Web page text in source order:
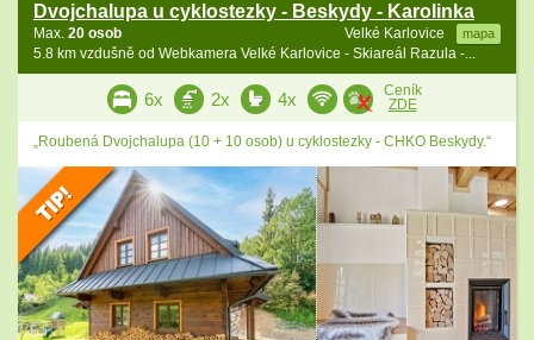
Dvojchalupa u cyklostezky - Beskydy - Karolinka
Velké Karlovice mapa
Max. 20 osob
5.8 km vzdušně od Webkamera Velké Karlovice - Skiareál Razula -...
6x 2x 4x
Ceník
ZDE
„Roubená Dvojchalupa (10 + 10 osob) u cyklostezky - CHKO Beskydy.“